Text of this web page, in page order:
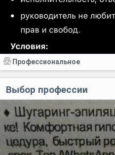
Профессиональное
Выбор профессии